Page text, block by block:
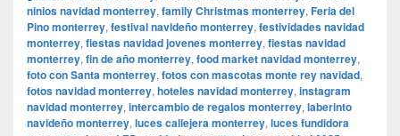
ninios navidad monterrey, family Christmas monterrey, Feria del
Pino monterrey, festival navideño monterrey, festividades navidad
monterrey, fiestas navidad jovenes monterrey, fiestas navidad
monterrey, fin de año monterrey, food market navidad monterrey,
foto con Santa monterrey, fotos con mascotas monte rey navidad,
fotos navidad monterrey, hoteles navidad monterrey, instagram
navidad monterrey, intercambio de regalos monterrey, laberinto
navideño monterrey, luces callejera monterrey, luces fundidora